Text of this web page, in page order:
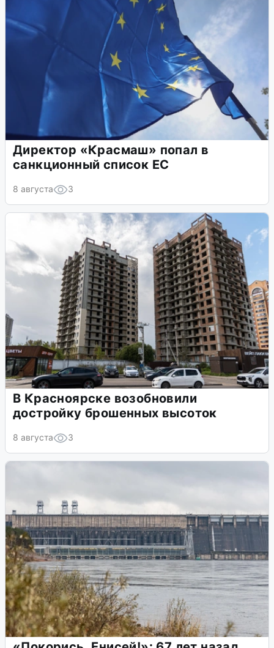
Директор «Красмаш» попал в
санкционный список ЕС
8 августа 3
В Красноярске возобновили
достройку брошенных высоток
8 августа 3